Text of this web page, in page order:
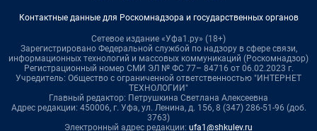
Контактные данные для Роскомнадзора и государственных органов
Сетевое издание «Уфа1.ру» (18+)
Зарегистрировано Федеральной службой по надзору в сфере связи,
информационных технологий и массовых коммуникаций (Роскомнадзор)
Регистрационный номер СМИ ЭЛ № ФС 77– 84716 от 06.02.2023 г.
Учредитель: Общество с ограниченной ответственностью "ИНТЕРНЕТ
ТЕХНОЛОГИИ"
Главный редактор: Петрушкина Светлана Алексеевна
Адрес редакции: 450006, г. Уфа, ул. Ленина, д. 156, 8 (347) 286-51-96 (доб.
3763)
Электронный адрес редакции: ufa1@shkulev.ru